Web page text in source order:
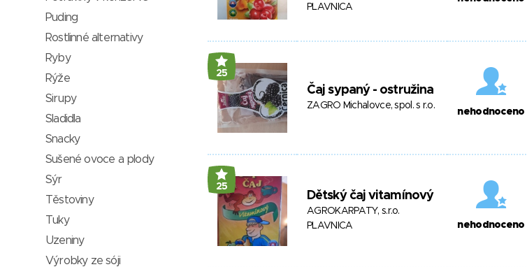
PLAVNICA
25
Čaj sypaný - ostružina
ZAGRO Michalovce, spol. s r.o.
nehodnoceno
25
Dětský čaj vitamínový
AGROKARPATY, s.r.o.
PLAVNICA
nehodnoceno
Puding
Rostlinné alternativy
Ryby
Rýže
Sirupy
Sladidla
Snacky
Sušené ovoce a plody
Sýr
Těstoviny
Tuky
Uzeniny
Výrobky ze sóji